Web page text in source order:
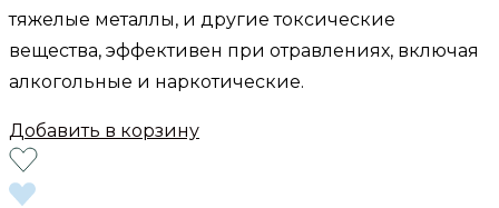
тяжелые металлы, и другие токсические
вещества, эффективен при отравлениях, включая
алкогольные и наркотические.
Добавить в корзину